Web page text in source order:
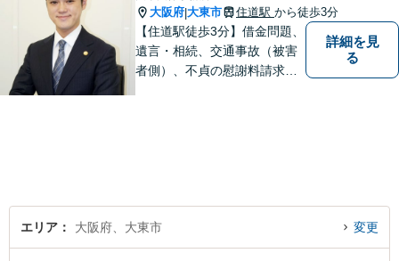
大阪府|大東市 住道駅 から徒歩3分
【住道駅徒歩3分】借金問題、
遺言・相続、交通事故（被害
者側）、不貞の慰謝料請求は
詳細を見
る
エリア 大阪府、大東市 変更